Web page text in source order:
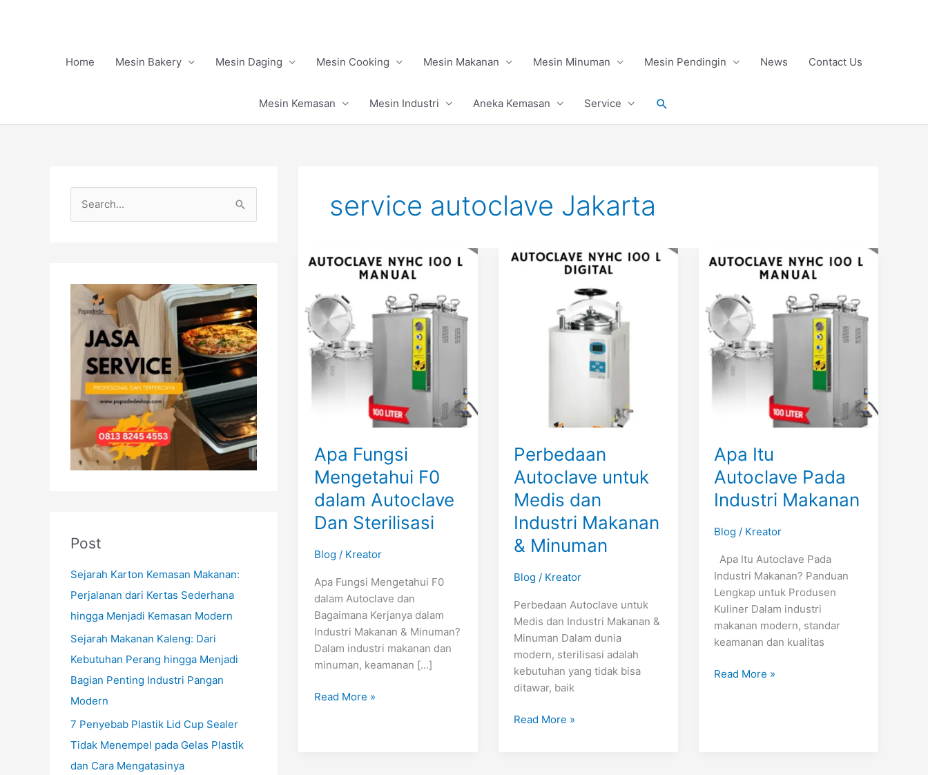
Home
Mesin Bakery Mesin Daging Mesin Cooking Mesin Makanan Mesin Minuman Mesin Pendingin News Contact Us
Mesin Kemasan Mesin Industri Aneka Kemasan Service Search
Post
Sejarah Karton Kemasan Makanan:
Perjalanan dari Kertas Sederhana
hingga Menjadi Kemasan Modern
Sejarah Makanan Kaleng: Dari
Kebutuhan Perang hingga Menjadi
Bagian Penting Industri Pangan
Modern
7 Penyebab Plastik Lid Cup Sealer
Tidak Menempel pada Gelas Plastik
dan Cara Mengatasinya
service autoclave Jakarta
Apa Fungsi
Mengetahui F0
dalam Autoclave
Dan Sterilisasi
Blog / Kreator
Apa Fungsi Mengetahui F0
dalam Autoclave dan
Bagaimana Kerjanya dalam
Industri Makanan & Minuman?
Dalam industri makanan dan
minuman, keamanan […]
Apa
Mengetahui
F0
dalam
Autoclave
Dan
Sterilisasi
Read More »
Perbedaan
Autoclave untuk
Medis dan
Industri Makanan
& Minuman
Blog / Kreator
Perbedaan Autoclave untuk
Medis dan Industri Makanan &
Minuman Dalam dunia
modern, sterilisasi adalah
kebutuhan yang tidak bisa
ditawar, baik
Perbedaan
Read More »
Apa Itu
Autoclave Pada
Industri Makanan
Blog / Kreator
Apa Itu Autoclave Pada
Industri Makanan? Panduan
Lengkap untuk Produsen
Kuliner Dalam industri
makanan modern, standar
keamanan dan kualitas
Apa
Autoclave
Pada
Industri
Makanan
Read More »